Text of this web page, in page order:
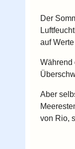
Der
auf
Während
Aber
von Rio,